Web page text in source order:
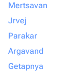
Mertsavan
Jrvej
Parakar
Argavand
Getapnya